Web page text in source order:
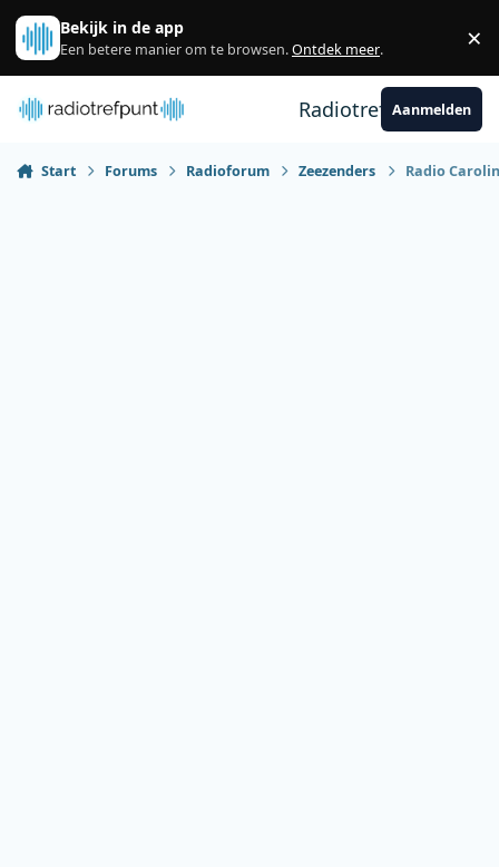
Spring naar bijdragen
Bekijk in de app
Een betere manier om te browsen.Ontdek meer. ×
RadiotrefpuntAanmelden
Start Forums Radioforum Zeezenders Radio